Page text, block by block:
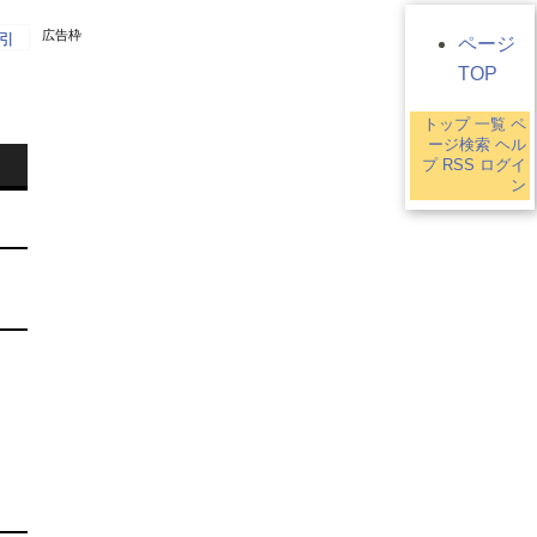
広告枠
ページ
TOP
トップ 一覧 ペ
ージ検索 ヘル
プ RSS ログイ
ン